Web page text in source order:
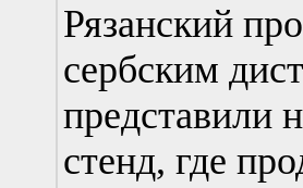
Рязанский
сербским
представили
стенд, где